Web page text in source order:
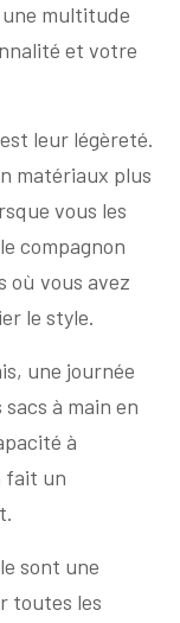
multitude
et votre
leur légèreté.
matériaux plus
vous les
compagnon
où vous avez
le style.
une journée
à main en
à
fait un
sont une
toutes les